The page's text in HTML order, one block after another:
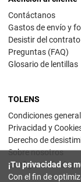
Contáctanos
Gastos de envío y
Desistir del contrato
Preguntas (FAQ)
Glosario de lentillas
TOLENS
Condiciones
Privacidad y
Derecho de
Sobre nosotros
Configuración de
¡Tu privacidad es
Con el fin de